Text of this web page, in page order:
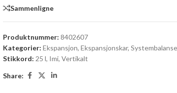
Sammenligne
Produktnummer:8402607
Kategorier: Ekspansjon, Ekspansjonskar,
Stikkord: 25 l, Imi, Vertikalt
Share: